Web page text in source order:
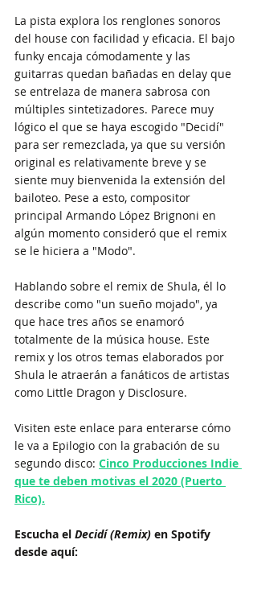
La pista explora los renglones sonoros
del house con facilidad y eficacia. El bajo
funky encaja cómodamente y las
guitarras quedan bañadas en delay que
se entrelaza de manera sabrosa con
múltiples sintetizadores. Parece muy
lógico el que se haya escogido "Decidí"
para ser remezclada, ya que su versión
original es relativamente breve y se
siente muy bienvenida la extensión del
bailoteo. Pese a esto, compositor
principal Armando López Brignoni en
algún momento consideró que el remix
se le hiciera a "Modo".
Hablando sobre el remix de Shula, él lo
describe como "un sueño mojado", ya
que hace tres años se enamoró
totalmente de la música house. Este
remix y los otros temas elaborados por
Shula le atraerán a fanáticos de artistas
como Little Dragon y Disclosure.
Visiten este enlace para enterarse cómo
le va a Epilogio con la grabación de su
segundo disco: Cinco Producciones Indie
que te deben motivas el 2020 (Puerto
Rico).
Escucha el Decidí (Remix) en Spotify
desde aquí: